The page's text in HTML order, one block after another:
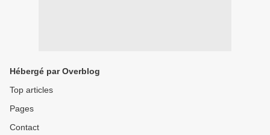
Hébergé par Overblog
Top articles
Pages
Contact